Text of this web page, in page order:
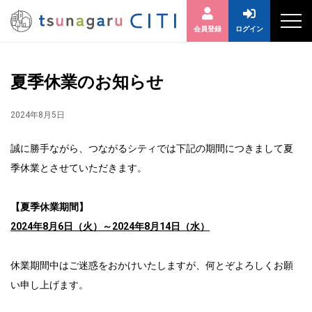
会員登録 ログイン
夏季休業のお知らせ
2024年8月5日
誠に勝手ながら、つながるシティでは下記の期間につきまして夏
季休業とさせていただきます。
【夏季休業期間】
2024年8月6日（火）～2024年8月14日（水）
休業期間中はご迷惑をおかけいたしますが、何とぞよろしくお願
い申し上げます。